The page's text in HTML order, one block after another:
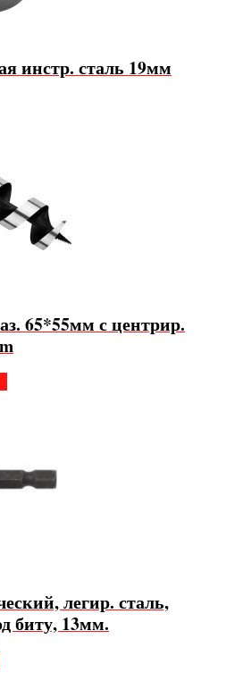
инстр. сталь 19мм
65*55мм с центрир.
легир. сталь,
биту, 13мм.